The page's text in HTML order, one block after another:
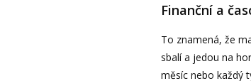
Finanční a
To znamená, že
sbalí a jedou na
měsíc nebo každý